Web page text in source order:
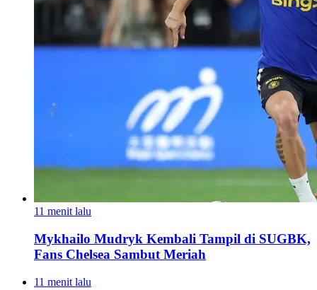
11 menit lalu
Mykhailo Mudryk Kembali Tampil di SUGBK,
Fans Chelsea Sambut Meriah
11 menit lalu